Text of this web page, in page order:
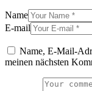
Name
E-mail
Name, E-Mail-
meinen nächsten